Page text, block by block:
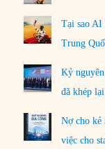
Tại sao
Trung
Kỷ
đã khép lại
Nợ cho kẻ
việc cho